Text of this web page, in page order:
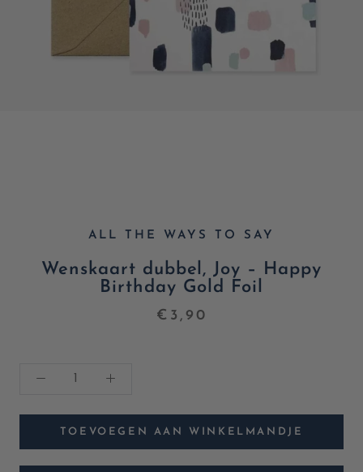
ALL THE WAYS TO SAY
Wenskaart dubbel, Joy – Happy
Birthday Gold Foil
€3,90
TOEVOEGEN AAN WINKELMANDJE